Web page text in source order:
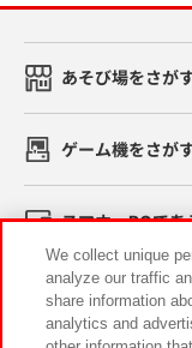
あそび場をさが
ゲーム機をさが
スマホ・PCであ
イベント・キャ
We collect unique
analyze our traffic
share information
analytics and